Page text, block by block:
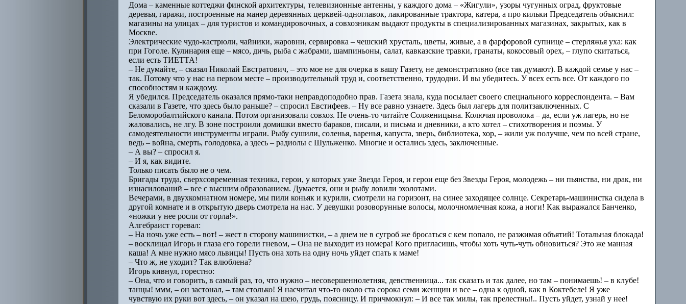
Дома – каменные коттеджи финской архитектуры, телевизионные антенны, у каждого дома – «Жигули», узоры чугунных оград, фруктовые
деревья, гаражи, построенные на манер деревянных церквей-одноглавок, лакированные трактора, катера, а про кильки Председатель объяснил:
магазины на улицах – для туристов и командировочных, а совхозникам выдают продукты в специализированных магазинах, закрытых, как в
Москве.
Электрические чудо-кастрюли, чайники, жаровни, сервировка – чешский хрусталь, цветы, живые, а в фарфоровой супнице – стерляжья уха: как
при Гоголе. Кулинария еще – мясо, дичь, рыба с жабрами, шампиньоны, салат, кавказские травки, гранаты, кокосовый орех, – глупо скитаться,
если есть ТИЕТТА!
– Не думайте, – сказал Николай Евстратович, – это мое не для очерка в вашу Газету, не демонстративно (все так думают). В каждой семье у нас –
так. Потому что у нас на первом месте – производительный труд и, соответственно, трудодни. И вы убедитесь. У всех есть все. От каждого по
способностям и каждому.
Я убедился. Председатель оказался прямо-таки неправдоподобно прав. Газета знала, куда посылает своего специального корреспондента. – Вам
сказали в Газете, что здесь было раньше? – спросил Евстифеев. – Ну все равно узнаете. Здесь был лагерь для политзаключенных. С
Беломоробалтийского канала. Потом организовали совхоз. Не очень-то читайте Солженицына. Колючая проволока – да, если уж лагерь, но не
жаловались, не лгу. В зоне построили домишки вместо бараков, писали, и письма и дневники, а кто хотел – стихотворения и поэмы. У
самодеятельности инструменты играли. Рыбу сушили, соленья, варенья, капуста, зверь, библиотека, хор, – жили уж получше, чем по всей стране,
ведь – война, смерть, голодовка, а здесь – радиолы с Шульженко. Многие и остались здесь, заключенные.
– А вы? – спросил я.
– И я, как видите.
Только писать было не о чем.
Бригады труда, сверхсовременная техника, герои, у которых уже Звезда Героя, и герои еще без Звезды Героя, молодежь – ни пьянства, ни драк, ни
изнасилований – все с высшим образованием. Думается, они и рыбу ловили эхолотами.
Вечерами, в двухкомнатном номере, мы пили коньяк и курили, смотрели на горизонт, на синее заходящее солнце. Секретарь-машинистка сидела в
другой комнате и в открытую дверь смотрела на нас. У девушки розоворунные волосы, молочномлечная кожа, а ноги! Как выражался Банченко,
«ножки у нее росли от горла!».
Алгебраист горевал:
– На ночь уже есть – вот! – жест в сторону машинистки, – а днем не в сугроб же бросаться с кем попало, не разжимая объятий! Тотальная блокада!
– восклицал Игорь и глаза его горели гневом, – Она не выходит из номера! Кого пригласишь, чтобы хоть чуть-чуть обновиться? Это же манная
каша! А мне нужно мясо львицы! Пусть она хоть на одну ночь уйдет спать к маме!
– Что ж, не уходит? Так влюблена?
Игорь кивнул, горестно:
– Она, что и говорить, в самый раз, то, что нужно – несовершеннолетняя, девственница... так сказать и так далее, но там – понимаешь! – в клубе!
танцы! ммм, – он застонал, – там столько! Я насчитал что-то около ста сорока семи женщин и все – одна к одной, как в Коктебеле! Я уже
чувствую их руки вот здесь, – он указал на шею, грудь, поясницу. И причмокнул: – И все так милы, так прелестны!.. Пусть уйдет, узнай у нее!